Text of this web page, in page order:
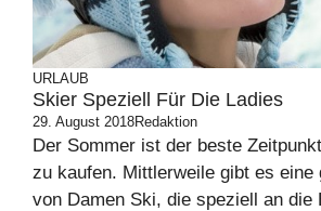
URLAUB
Skier Speziell Für Die Ladies
29. August 2018Redaktion
Der Sommer ist der beste
zu kaufen. Mittlerweile gibt es eine
von Damen Ski, die speziell an die